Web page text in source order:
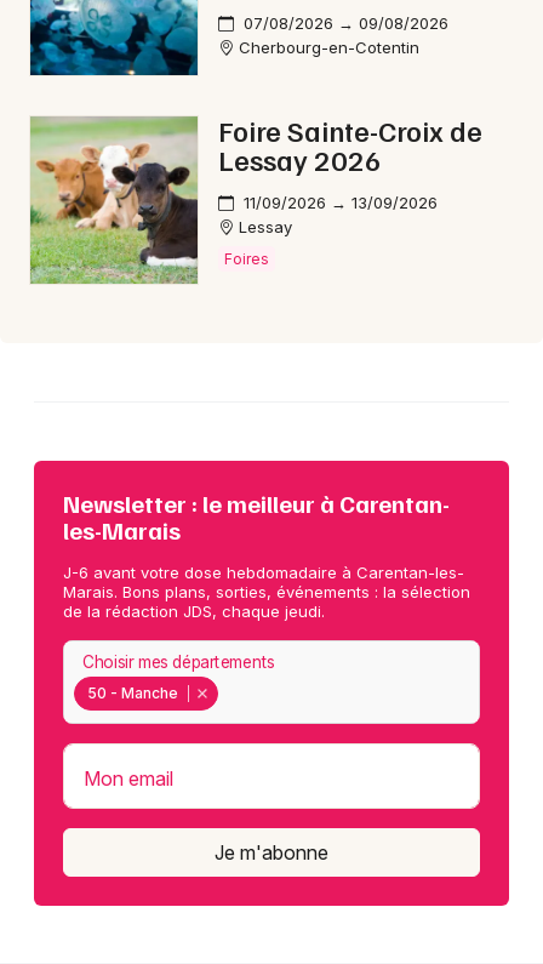
Choisir mes départements
Mon email
Je m'abonne
07/08/2026 → 09/08/2026
Cherbourg-en-Cotentin
Foire Sainte-Croix de
Lessay 2026
11/09/2026 → 13/09/2026
Lessay
Foires
Newsletter : le meilleur à Carentan-
les-Marais
J-6 avant votre dose hebdomadaire à Carentan-les-
Marais. Bons plans, sorties, événements : la sélection
de la rédaction JDS, chaque jeudi.
50 - Manche
Choisir mes départements
Mon email
Je m'abonne